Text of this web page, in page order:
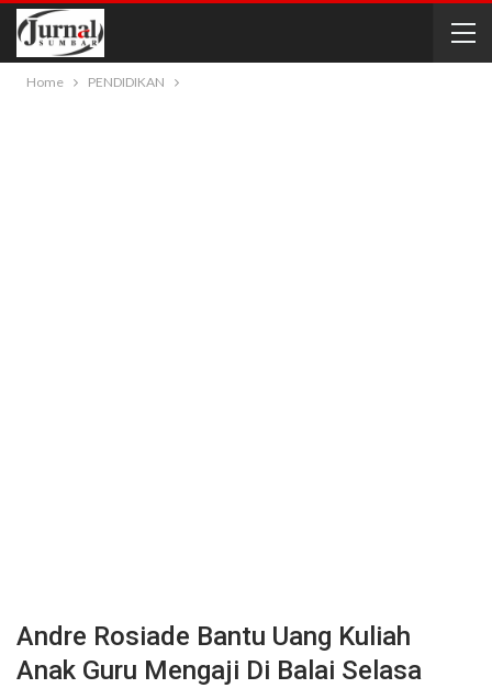
Home PENDIDIKAN
Andre Rosiade Bantu Uang Kuliah
Anak Guru Mengaji Di Balai Selasa